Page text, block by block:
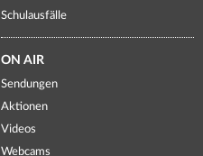
Schulausfälle
ON AIR
Sendungen
Aktionen
Videos
Webcams